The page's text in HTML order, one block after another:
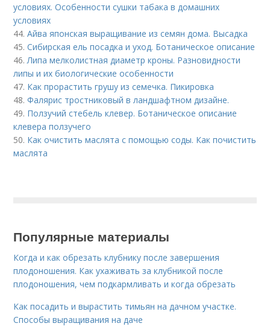
условиях. Особенности сушки табака в домашних
условиях
44.Айва японская выращивание из семян дома. Высадка
45.Сибирская ель посадка и уход. Ботаническое описание
46. Липа мелколистная диаметр кроны. Разновидности
липы и их биологические особенности
47. Как прорастить грушу из семечка. Пикировка
48.Фалярис тростниковый в ландшафтном дизайне.
49. Ползучий стебель клевер. Ботаническое описание
клевера ползучего
50. Как очистить маслята с помощью соды. Как почистить
маслята
Популярные материалы
Когда и как обрезать клубнику после завершения
плодоношения. Как ухаживать за клубникой после
плодоношения, чем подкармливать и когда обрезать
Как посадить и вырастить тимьян на дачном участке.
Способы выращивания на даче